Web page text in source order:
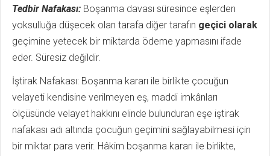
Tedbir Nafakası: Boşanma davası süresince eşlerden
yoksulluğa düşecek olan tarafa diğer tarafın geçici olarak
geçimine yetecek bir miktarda ödeme yapmasını ifade
eder. Süresiz değildir.
İştirak Nafakası: Boşanma kararı ile birlikte çocuğun
velayeti kendisine ve­rilmeyen eş, maddi imkânları
ölçüsünde velayet hakkını elinde bulunduran eşe iştirak
nafakası adı altında çocuğun geçimini sağlayabilmesi için
bir miktar para verir. Hâkim boşanma kararı ile birlikte,